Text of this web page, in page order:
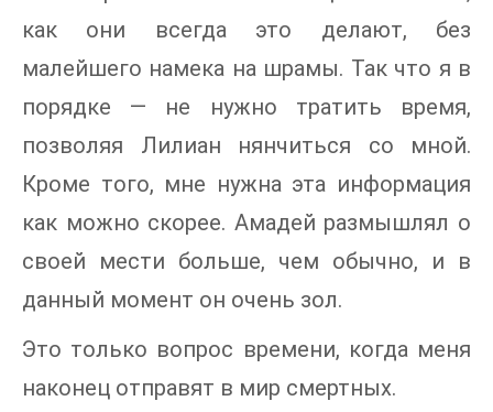
как они всегда это делают, без
малейшего намека на шрамы. Так что я в
порядке — не нужно тратить время,
позволяя Лилиан нянчиться со мной.
Кроме того, мне нужна эта информация
как можно скорее. Амадей размышлял о
своей мести больше, чем обычно, и в
данный момент он очень зол.
Это только вопрос времени, когда меня
наконец отправят в мир смертных.